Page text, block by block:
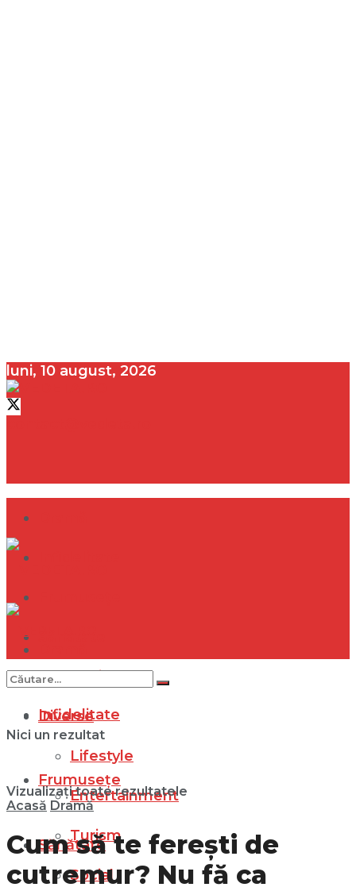
luni, 10 august, 2026
Internațional
Diverse
Lifestyle
Entertainment
Turism
Social
Infidelitate
Frumusețe
Sănătate
Nici un rezultat
Vizualizați toate rezultatele
Acasă Dramă
Cum să te ferești de
cutremur? Nu fă ca